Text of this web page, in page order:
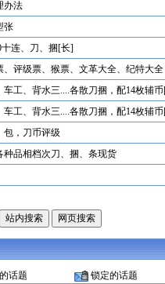
办法
张
十连、刀、捆[长]
评级票、猴票、文革大全、纪特大全
工、背水三....各散刀捆，配14枚辅
工、背水三....各散刀捆，配14枚辅
包，刀币评级
品相档次刀、捆、条现货
话题 锁定的话题